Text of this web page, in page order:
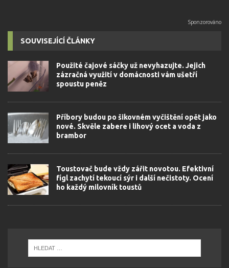
SOUVISEJÍCÍ ČLÁNKY
Použité čajové sáčky už nevyhazujte. Jejich
zázračná využití v domácnosti vám ušetří
spoustu peněz
Příbory budou po šikovném vyčištění opět jako
nové. Skvěle zabere i lihový ocet a voda z
brambor
Toustovač bude vždy zářit novotou. Efektivní
fígl zachytí tekoucí sýr i další nečistoty. Ocení
ho každý milovník toustů